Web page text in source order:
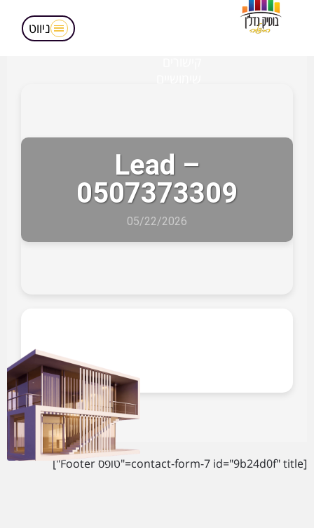
ניווט
Lead –
0507373309
05/22/2026
[contact-form-7 id="9b24d0f" title="טופס Footer"]